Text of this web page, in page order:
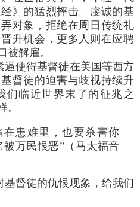
》的猛烈抨击。虔诚的基
对象，拒绝在周日传统礼
升机会，更多人则在应聘
被解雇。
逼使得基督徒在美国等西方
督徒的迫害与歧视持续升
们临近世界末了的征兆之
。
患难里，也要杀害你
万民恨恶”（马太福音
基督徒的仇恨现象，给我们